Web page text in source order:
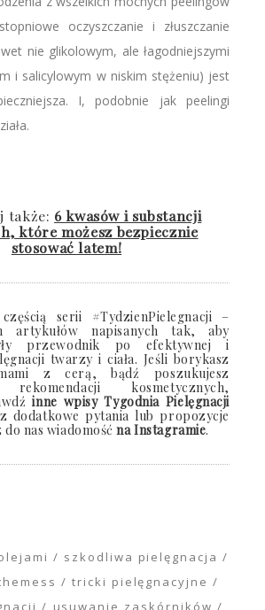
oczyszczanie i złuszczanie
nie glikolowym, ale łagodniejszymi
i salicylowym w niskim stężeniu) jest
I, podobnie jak peelingi
także: 6 kwasów i substancji
które możesz bezpiecznie
stosować latem!
serii #TydzienPielegnacji –
artykułów napisanych tak, aby
przewodnik po efektywnej i
twarzy i ciała. Jeśli borykasz
z cerą, bądź poszukujesz
rekomendacji kosmetycznych,
inne wpisy Tygodnia Pielęgnacji
dodatkowe pytania lub propozycje
nas wiadomośćna Instagramie.
szkodliwa pielęgnacja
tricki pielęgnacyjne
usuwanie zaskórników